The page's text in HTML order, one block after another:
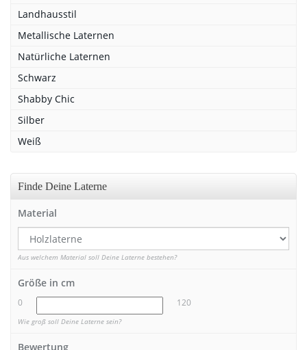
Landhausstil
Metallische Laternen
Natürliche Laternen
Schwarz
Shabby Chic
Silber
Weiß
Finde Deine Laterne
Material
Aus welchem Material soll Deine Laterne bestehen?
Größe in cm
0 120
Wie groß soll Deine Laterne sein?
Bewertung